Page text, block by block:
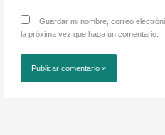
Guardar mi nombre, correo
la próxima vez que haga un comentario.